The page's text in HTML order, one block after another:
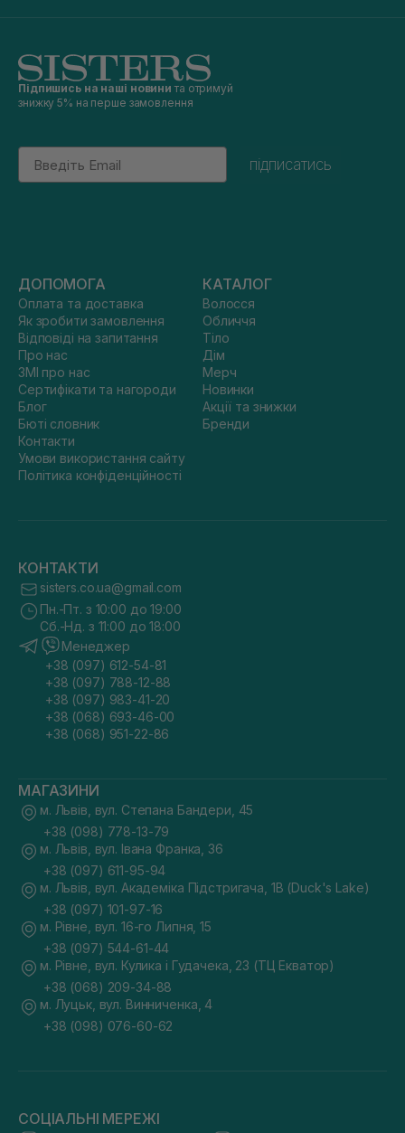
Підпишись на наші новини та отримуй
знижку 5% на перше замовлення
Email
підписатись
ДОПОМОГА
Оплата та доставка
Як зробити замовлення
Відповіді на запитання
Про нас
ЗМІ про нас
Сертифікати та нагороди
Блог
Бюті словник
Контакти
Умови використання сайту
Політика конфіденційності
КАТАЛОГ
Волосся
Обличчя
Тіло
Дім
Мерч
Новинки
Акції та знижки
Бренди
КОНТАКТИ
sisters.co.ua@gmail.com
Пн.-Пт. з 10:00 до 19:00
Сб.-Нд. з 11:00 до 18:00
Менеджер
+38 (097) 612-54-81
+38 (097) 788-12-88
+38 (097) 983-41-20
+38 (068) 693-46-00
+38 (068) 951-22-86
МАГАЗИНИ
м. Львів, вул. Степана Бандери, 45
+38 (098) 778-13-79
м. Львів, вул. Івана Франка, 36
+38 (097) 611-95-94
м. Львів, вул. Академіка Підстригача, 1В (Duck's Lake)
+38 (097) 101-97-16
м. Рівне, вул. 16-го Липня, 15
+38 (097) 544-61-44
м. Рівне, вул. Кулика і Гудачека, 23 (ТЦ Екватор)
+38 (068) 209-34-88
м. Луцьк, вул. Винниченка, 4
+38 (098) 076-60-62
СОЦІАЛЬНІ МЕРЕЖІ